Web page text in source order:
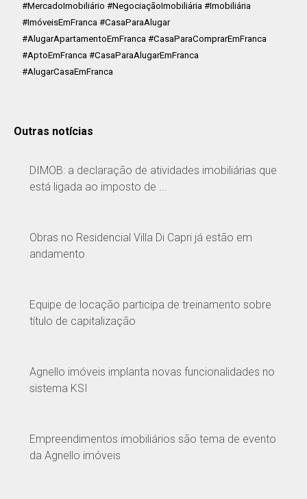
Outras notícias
DIMOB: a declaração de atividades imobiliárias que
está ligada ao imposto de ...
Obras no Residencial Villa Di Capri já estão em
andamento
Equipe de locação participa de treinamento sobre
título de capitalização
Agnello imóveis implanta novas funcionalidades no
sistema KSI
Empreendimentos imobiliários são tema de evento
da Agnello imóveis
#MercadoImobiliário #NegociaçãoImobiliária #Imobiliária
#ImóveisEmFranca #CasaParaAlugar
#AlugarApartamentoEmFranca #CasaParaComprarEmFranca
#AptoEmFranca #CasaParaAlugarEmFranca
#AlugarCasaEmFranca